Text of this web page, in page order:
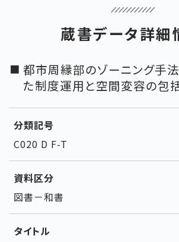
蔵書データ詳細
都市周縁部のゾーニング手
た制度運用と空間変容の包
分類記号
C020 D F-T
資料区分
図書－和書
タイトル